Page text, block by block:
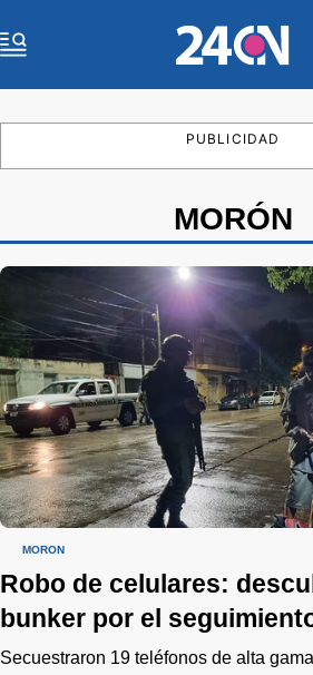
PUBLICIDAD
MORÓN
MORÓN
Robo de celulares:
bunker por el
Secuestraron 19 teléfonos de alta